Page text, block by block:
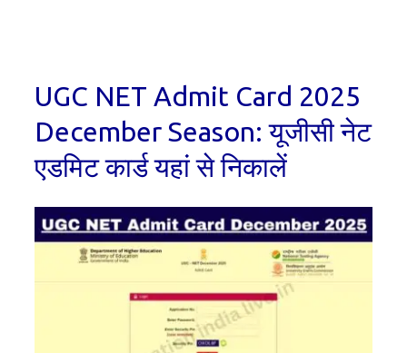
UGC NET Admit Card 2025
December Season: यूजीसी नेट
एडमिट कार्ड यहां से निकालें